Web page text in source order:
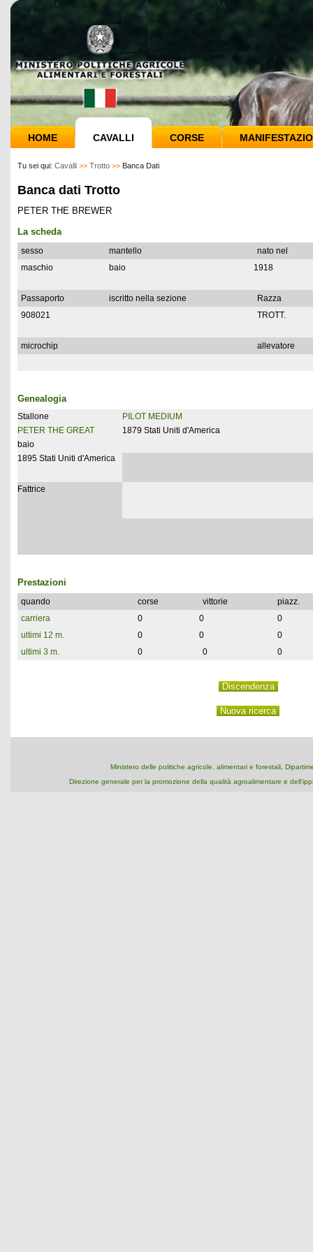
HOME CAVALLI CORSE
Tu sei qui: Cavalli >> Trotto >> Banca Dati
Banca dati Trotto
PETER THE BREWER
La scheda
sesso mantello
nato nel
maschio
baio 1918
Passaporto iscritto nella sezione
Razza
908021
TROTT.
microchip allevatore
Genealogia
Stallone
PETER THE GREAT
baio
1895 Stati Uniti d'America
PILOT MEDIUM
1879 Stati Uniti d'America
Fattrice
Prestazioni
quando corse vittorie
piazz.
carriera
0 0
0
ultimi 12 m.
0 0
0
ultimi 3 m.
0 0 0
Ministero delle politiche agricole, alimentari e forestali,
Direzione generale per la promozione della qualità agroalimentare e